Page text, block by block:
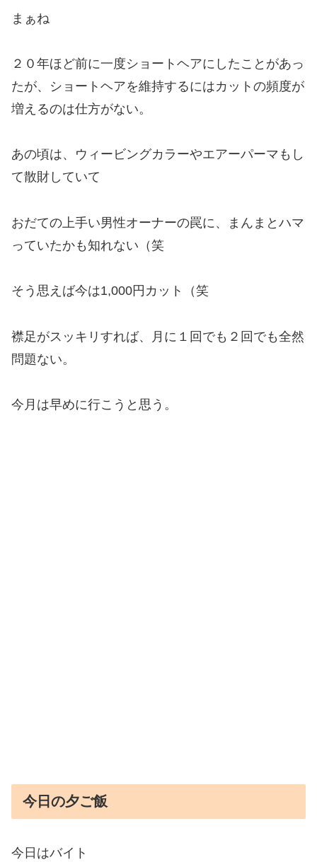
まぁね
２０年ほど前に一度ショートヘアにしたことがあっ
たが、ショートヘアを維持するにはカットの頻度が
増えるのは仕方がない。
あの頃は、ウィービングカラーやエアーパーマもし
て散財していて
おだての上手い男性オーナーの罠に、まんまとハマ
っていたかも知れない（笑
そう思えば今は1,000円カット（笑
襟足がスッキリすれば、月に１回でも２回でも全然
問題ない。
今月は早めに行こうと思う。
今日の夕ご飯
今日はバイト